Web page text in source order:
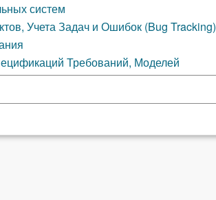
систем
Учета Задач и Ошибок (Bug Tracking)
Требований, Моделей